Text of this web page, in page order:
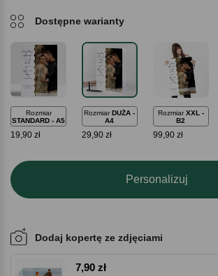
Dostępne warianty
Rozmiar
STANDARD - A5
19,90 zł
Rozmiar DUŻA -
A4
29,90 zł
Rozmiar XXL -
B2
99,90 zł
Personalizuj
Dodaj kopertę ze zdjęciami
7,90 zł